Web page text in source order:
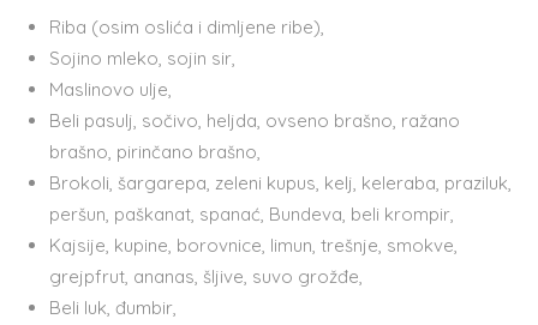
Riba (osim oslića i dimljene ribe),
Sojino mleko, sojin sir,
Maslinovo ulje,
Beli pasulj, sočivo, heljda, ovseno brašno, ražano
brašno, pirinčano brašno,
Brokoli, šargarepa, zeleni kupus, kelj, keleraba, praziluk,
peršun, paškanat, spanać, Bundeva, beli krompir,
Kajsije, kupine, borovnice, limun, trešnje, smokve,
grejpfrut, ananas, šljive, suvo grožđe,
Beli luk, đumbir,